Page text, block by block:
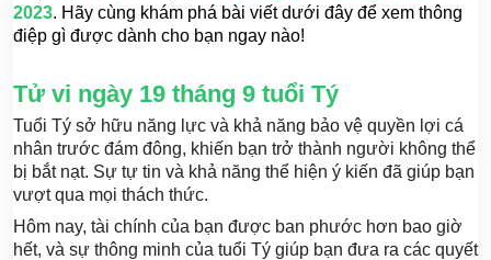
2023. Hãy cùng khám phá bài viết dưới đây để xem thông
điệp gì được dành cho bạn ngay nào!
Tử vi ngày 19 tháng 9 tuổi Tý
Tuổi Tý sở hữu năng lực và khả năng bảo vệ quyền lợi cá
nhân trước đám đông, khiến bạn trở thành người không thể
bị bắt nạt. Sự tự tin và khả năng thể hiện ý kiến đã giúp bạn
vượt qua mọi thách thức.
Hôm nay, tài chính của bạn được ban phước hơn bao giờ
hết, và sự thông minh của tuổi Tý giúp bạn đưa ra các quyết